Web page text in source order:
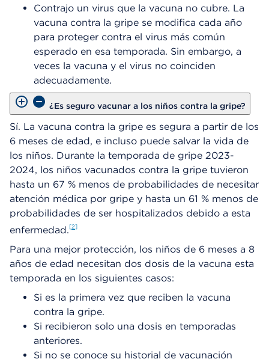
Contrajo un virus que la vacuna no cubre. La
vacuna contra la gripe se modifica cada año
para proteger contra el virus más común
esperado en esa temporada. Sin embargo, a
veces la vacuna y el virus no coinciden
adecuadamente.
¿Es seguro vacunar a los niños contra la gripe?
Sí. La vacuna contra la gripe es segura a partir de los
6 meses de edad, e incluso puede salvar la vida de
los niños. Durante la temporada de gripe 2023-
2024, los niños vacunados contra la gripe tuvieron
hasta un 67 % menos de probabilidades de necesitar
atención médica por gripe y hasta un 61 % menos de
probabilidades de ser hospitalizados debido a esta
enfermedad. 2
Para una mejor protección, los niños de 6 meses a 8
años de edad necesitan dos dosis de la vacuna esta
temporada en los siguientes casos:
Si es la primera vez que reciben la vacuna
contra la gripe.
Si recibieron solo una dosis en temporadas
anteriores.
Si no se conoce su historial de vacunación